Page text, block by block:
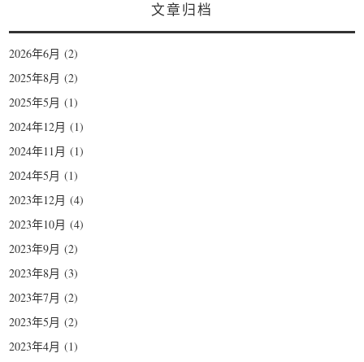
文章归档
2026年6月 (2)
2025年8月 (2)
2025年5月 (1)
2024年12月 (1)
2024年11月 (1)
2024年5月 (1)
2023年12月 (4)
2023年10月 (4)
2023年9月 (2)
2023年8月 (3)
2023年7月 (2)
2023年5月 (2)
2023年4月 (1)